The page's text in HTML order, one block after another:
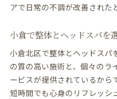
アで日常の不調が改善された
小倉で整体とヘッドスパを
小倉北区で整体とヘッドスパ
の質の高い施術と、個々のラ
ービスが提供されているから
短時間でも心身のリフレッシ